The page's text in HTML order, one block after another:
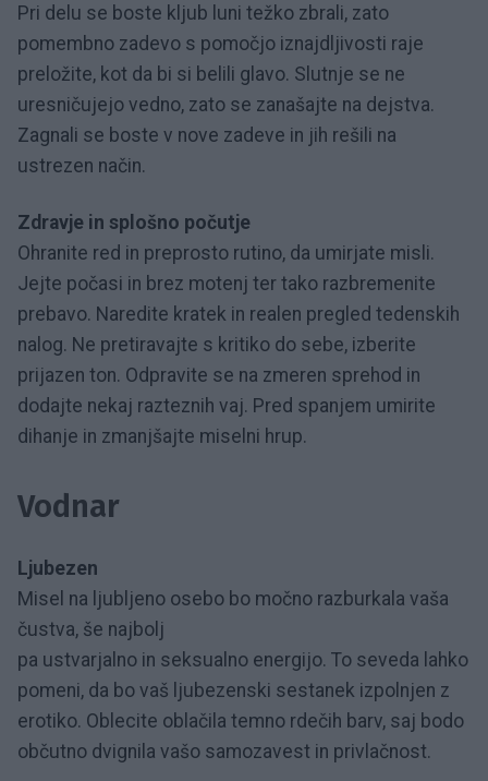
Pri delu se boste kljub luni težko zbrali, zato
pomembno zadevo s pomočjo iznajdljivosti raje
preložite, kot da bi si belili glavo. Slutnje se ne
uresničujejo vedno, zato se zanašajte na dejstva.
Zagnali se boste v nove zadeve in jih rešili na
ustrezen način.
Zdravje in splošno počutje
Ohranite red in preprosto rutino, da umirjate misli.
Jejte počasi in brez motenj ter tako razbremenite
prebavo. Naredite kratek in realen pregled tedenskih
nalog. Ne pretiravajte s kritiko do sebe, izberite
prijazen ton. Odpravite se na zmeren sprehod in
dodajte nekaj razteznih vaj. Pred spanjem umirite
dihanje in zmanjšajte miselni hrup.
Vodnar
Ljubezen
Misel na ljubljeno osebo bo močno razburkala vaša
čustva, še najbolj
pa ustvarjalno in seksualno energijo. To seveda lahko
pomeni, da bo vaš ljubezenski sestanek izpolnjen z
erotiko. Oblecite oblačila temno rdečih barv, saj bodo
občutno dvignila vašo samozavest in privlačnost.